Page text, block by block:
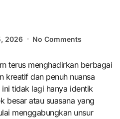
2026 No Comments
kreatif dan penuh nuansa
tidak lagi hanya identik
besar atau suasana yang
menggabungkan unsur